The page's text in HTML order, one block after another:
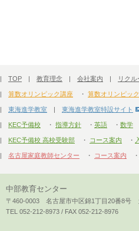
| TOP | 教育理念 | 会社案内 | リクル
| 算数オリンピック講座 ・ 算数オリンピッ
| 東海進学教室 | 東海進学教室特設サイト
| KEC予備校 ・ 指導方針 ・ 英語 ・ 数学
| KEC予備校 高校受験部 ・ コース案内 ・
| 名古屋家庭教師センター ・ コース案内 ・
中部教育センター
〒460-0003 名古屋市中区錦1丁目20番8号
TEL 052-212-8973 / FAX 052-212-8976